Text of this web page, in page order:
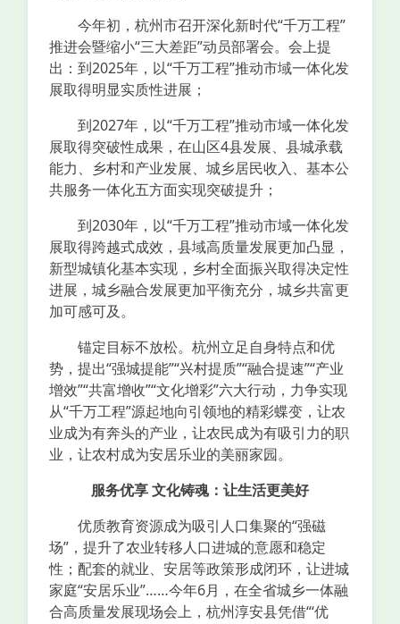
今年初，杭州市召开深化新时代“千万工程”
推进会暨缩小“三大差距”动员部署会。会上提
出：到2025年，以“千万工程”推动市域一体化发
展取得明显实质性进展；
到2027年，以“千万工程”推动市域一体化发
展取得突破性成果，在山区4县发展、县城承载
能力、乡村和产业发展、城乡居民收入、基本公
共服务一体化五方面实现突破提升；
到2030年，以“千万工程”推动市域一体化发
展取得跨越式成效，县域高质量发展更加凸显，
新型城镇化基本实现，乡村全面振兴取得决定性
进展，城乡融合发展更加平衡充分，城乡共富更
加可感可及。
锚定目标不放松。杭州立足自身特点和优
势，提出“强城提能”“兴村提质”“融合提速”“产业
增效”“共富增收”“文化增彩”六大行动，力争实现
从“千万工程”源起地向引领地的精彩蝶变，让农
业成为有奔头的产业，让农民成为有吸引力的职
业，让农村成为安居乐业的美丽家园。
服务优享 文化铸魂：让生活更美好
优质教育资源成为吸引人口集聚的“强磁
场”，提升了农业转移人口进城的意愿和稳定
性；配套的就业、安居等政策形成闭环，让进城
家庭“安居乐业”……今年6月，在全省城乡一体融
合高质量发展现场会上，杭州淳安县凭借“‘优